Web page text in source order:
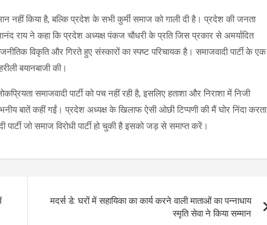
नहीं किया है, बल्कि प्रदेश के सभी कुर्मी समाज को गाली दी है। प्रदेश की जनता
राय ने कहा कि प्रदेश अध्यक्ष पंकज चौधरी के प्रति जिस प्रकार से अमर्यादित
विकृति और गिरते हुए संस्कारों का स्पष्ट परिचायक है। समाजवादी पार्टी के एक
बयानबाजी की।
समाजवादी पार्टी को पच नहीं रही है, इसलिए हताशा और निराशा में निजी
बातें कहीं गईं। प्रदेश अध्यक्ष के खिलाफ ऐसी ओछी टिप्पणी की मैं घोर निंदा करता
जो समाज विरोधी पार्टी हो चुकी है इसको जड़ से समाप्त करें।
मदर्स डे: घरों में सहायिका का कार्य करने वाली माताओं का पन्नाधाय
स्मृति सेवा ने किया सम्मान